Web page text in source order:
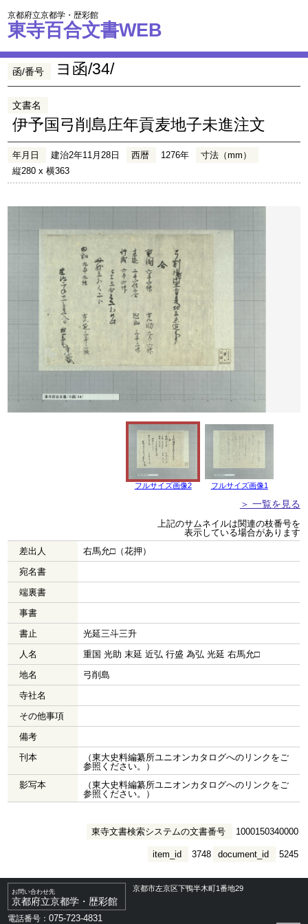
京都府立京都学・歴彩館
東寺百合文書WEB
函/番号 ヨ函/34/
文書名
伊予国弓削島庄年貢麦地子未進注文
年月日 建治2年11月28日 西暦 1276年
寸法（mm）
縦280 x 横363
フルサイズ画像2 フルサイズ画像1
＞ 一覧を見る
上記のサムネイルは関連の枝番号を
表示している場合があります
差出人
右馬允□（花押）
宛名書
端裏書
事書
書止
光延三斗三升
人名
重国 光助 末延 近弘 行盛 為弘 光延 右馬允□
地名
弓削島
寺社名
その他事項
備考
刊本
（東大史料編纂所ユニオンカタログへのリンクをご
参照ください。）
影写本
（東大史料編纂所ユニオンカタログへのリンクをご
参照ください。）
東寺文書検索システムの文書番号 1000150340000
document_id 5245
item_id 3748
お問い合わせ先
京都府立京都学・歴彩館
京都市左京区下鴨半木町1番地29
電話番号：075-723-4831